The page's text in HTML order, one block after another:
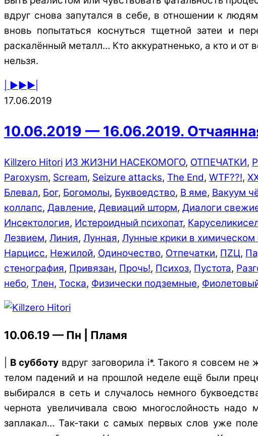
вдруг снова запутался в себе, в отношении к
вновь попытаться коснуться тщетной затеи и
раскалённый металл… Кто аккуратненько, а кто и
нельзя.
| ►►►|
17.06.2019
10.06.2019 — 16.06.2019.
Killzero Hitori ИЗ ЖИЗНИ НАСЕКОМОГО, ОТПЕЧАТКИ,
Paroxysm, Scream, Seizure attacks, The End, WTF??!,
Блевал, Бог, Богомолы, Буквоедство, В яме, Вакуум
коллапс, Давление, Девиаций шторм, Диалоги
Инсектология, Истероидный психопат,
Лезвием, Линия, Лунная, Лунные крики в химическом
Нарцисс, Нежилой, Одиночество, Отпечатки, ПZЦ,
стенография, Привязан, Прочь!, Психоз, Пустота,
небо, Тлен, Тоска, Физически подземные,
10.06.19 — Пн | Пламя
В субботувдруг заговорила i*. Такого я совсем
телом падений и на прошлой неделе ещё были
выбирался в сеть и случалось немного
чернота увеличивала свою многослойность
заплакал… Так-таки с самых первых слов уже